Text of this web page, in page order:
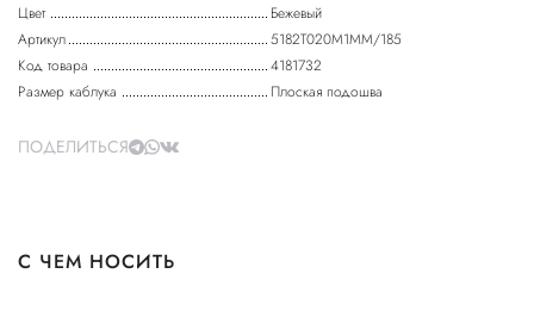
Цвет
Бежевый
Артикул
5182T020M1MM/185
Код товара
4181732
Размер каблука
Плоская подошва
ПОДЕЛИТЬСЯ
С ЧЕМ НОСИТЬ